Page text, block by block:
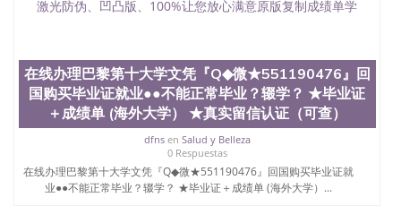
也吸引了众多不同国家的专业人士前来研究与学习。
4、电子图做好发给客户确认； 5、电子图确认好转成
品部做成品； 6、成品做好拍照或者视频确认再付余
款； 7、快递给客户（国内顺丰，国外DHL）。 三、
真实网上可查的证明材料 1、教育部学历学位认证，
留服真实存档可查，存档。 2、留学回国人员证明
（使馆认证），使馆网站真实存档可查。 3、留信网
真实可查认证办理，存档可查，终身受用。 四、办理
流程农业科学院、艺术与建筑学院、商学院、交流学
院、地球及物质科学院、教育学院、工程学院、健康
在线办理巴黎第十大学文凭『Q◆微★551190476』回
国购买毕业证就业●●不能正常毕业？辍学？ ★毕业证
＋成绩单 (海外大学） ★真实留信认证（可查）
dfnsen Salud y Belleza
0 Respuestas
在线办理巴黎第十大学文凭『Q◆微★551190476』回国购买毕业证就
业●●不能正常毕业？辍学？ ★毕业证＋成绩单 (海外大学）...